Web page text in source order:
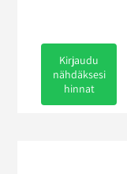
Kirjaudu
nähdäksesi
hinnat